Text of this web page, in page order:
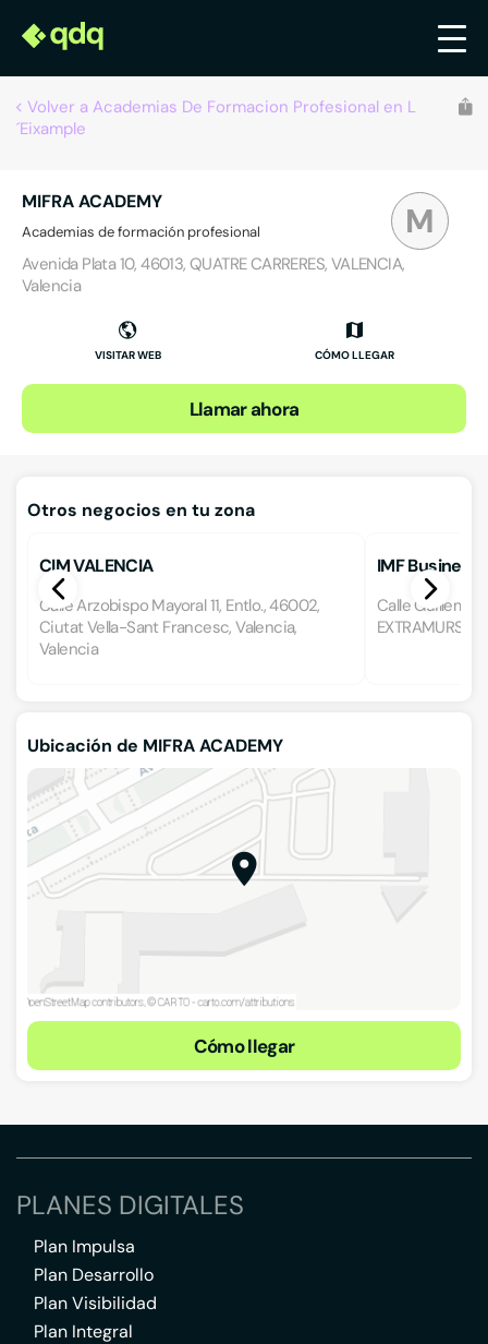
Volver a Academias De Formacion Profesional en L
´Eixample
M
MIFRA ACADEMY
Academias de formación profesional
Avenida Plata 10, 46013, QUATRE CARRERES, VALENCIA,
Valencia
VISITAR WEB CÓMO LLEGAR
Llamar ahora
Otros negocios en tu zona
CIM VALENCIA
Calle Arzobispo Mayoral 11, Entlo., 46002,
Ciutat Vella-Sant Francesc, Valencia,
Valencia
IMF Business
Calle Guillem
EXTRAMURS,
Ubicación de MIFRA ACADEMY
Cómo llegar
PLANES DIGITALES
Plan Impulsa
Plan Desarrollo
Plan Visibilidad
Plan Integral